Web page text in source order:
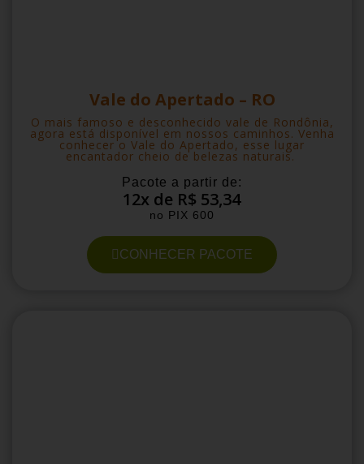
Vale do Apertado – RO
O mais famoso e desconhecido vale de Rondônia,
agora está disponível em nossos caminhos. Venha
conhecer o Vale do Apertado, esse lugar
encantador cheio de belezas naturais.
Pacote a partir de:
12x de R$ 53,34
no PIX 600
CONHECER PACOTE